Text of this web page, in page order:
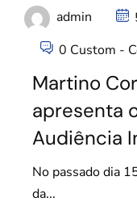
admin
0 Custom -
Martino
apresenta
Audiência
No passado dia
da...